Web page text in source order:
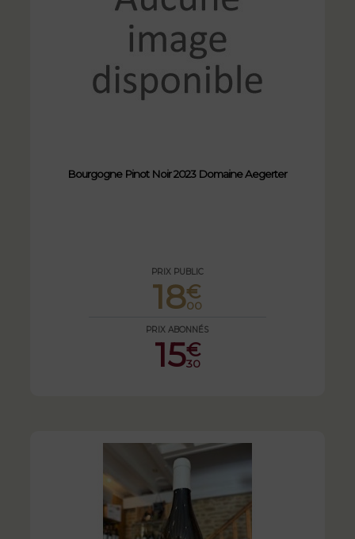
Bourgogne Pinot Noir 2023 Domaine Aegerter
PRIX PUBLIC
18€
00
PRIX ABONNÉS
15€
30